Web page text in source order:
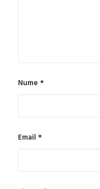
Nume *
Email *